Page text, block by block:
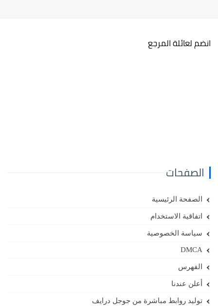
انضم لعائلة المرجع
الصفحات
الصفحة الرئيسية
اتفاقية الاستخدام
سياسة الخصوصية
DMCA
الفهرس
أعلن عندنا
توليد روابط مباشرة من جوجل درايف